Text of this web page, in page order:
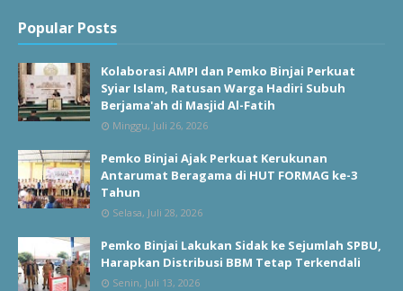
Popular Posts
Kolaborasi AMPI dan Pemko Binjai Perkuat
Syiar Islam, Ratusan Warga Hadiri Subuh
Berjama'ah di Masjid Al-Fatih
Minggu, Juli 26, 2026
Pemko Binjai Ajak Perkuat Kerukunan
Antarumat Beragama di HUT FORMAG ke-3
Tahun
Selasa, Juli 28, 2026
Pemko Binjai Lakukan Sidak ke Sejumlah SPBU,
Harapkan Distribusi BBM Tetap Terkendali
Senin, Juli 13, 2026